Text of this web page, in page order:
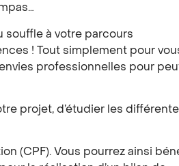
souffle à votre parcours
! Tout simplement pour
professionnelles pour
projet, d’étudier les
(CPF). Vous pourrez ainsi